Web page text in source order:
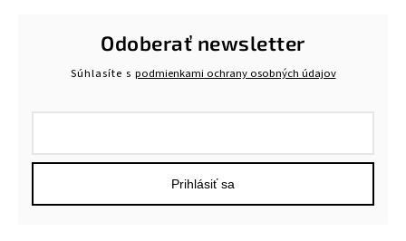
Odoberať newsletter
Súhlasíte s podmienkami ochrany osobných údajov
Prihlásiť sa